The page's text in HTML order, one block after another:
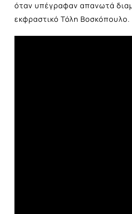
όταν υπέγραφαν απανωτά
εκφραστικό Τόλη Βοσκόπουλο.